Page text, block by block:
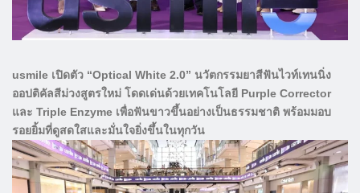
usmile เปิดตัว “Optical White 2.0” นวัตกรรมยาสีฟันไวท์เทนนิ่ง
ออปติคัลสีม่วงสูตรใหม่ โดดเด่นด้วยเทคโนโลยี Purple Corrector
และ Triple Enzyme เพื่อฟันขาวขึ้นอย่างเป็นธรรมชาติ พร้อมมอบ
รอยยิ้มที่ดูสดใสและมั่นใจยิ่งขึ้นในทุกวัน